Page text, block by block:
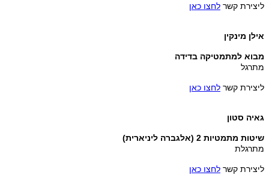
ליצירת קשר לחצו כאן
אילן מינקין
מבוא למתמטיקה בדידה
מתרגל
ליצירת קשר לחצו כאן
גאיה סטון
שיטות מתמטיות 2 (אלגברה ליניארית)
מתרגלת
ליצירת קשר לחצו כאן